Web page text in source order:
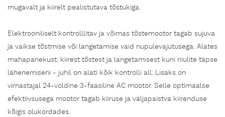
mugavalt ja kiirelt pealistutava tõstukiga.
Elektrooniliselt kontrolllitav ja võimas tõstemootor tagab sujuva
ja vaikse tõstmise või langetamise vaid nupulevajutusega. Alates
mahapanekust, kiirest tõstest ja langetamisest kuni riiulite täpse
lähenemiseni - juhil on alati kõik kontrolli all. Lisaks on
virnastajal 24-voldine 3-faasiline AC mootor. Selle optimaalse
efektiivsusega mootor tagab kiiruse ja väljapaistva kiirenduse
kõigis olukordades.